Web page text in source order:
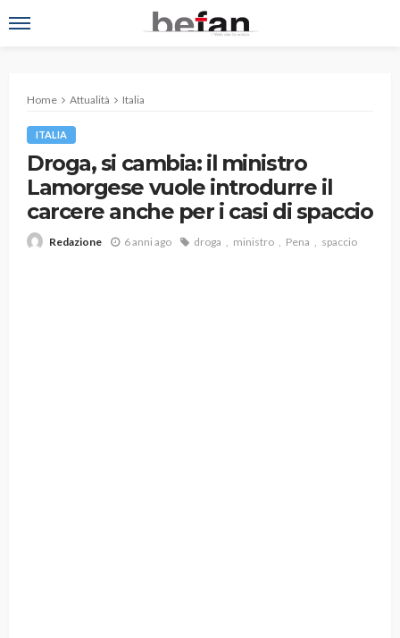
Home Attualità Italia
ITALIA
Droga, si cambia: il ministro
Lamorgese vuole introdurre il
carcere anche per i casi di spaccio
Redazione 6 anni ago droga ministro Pena spaccio